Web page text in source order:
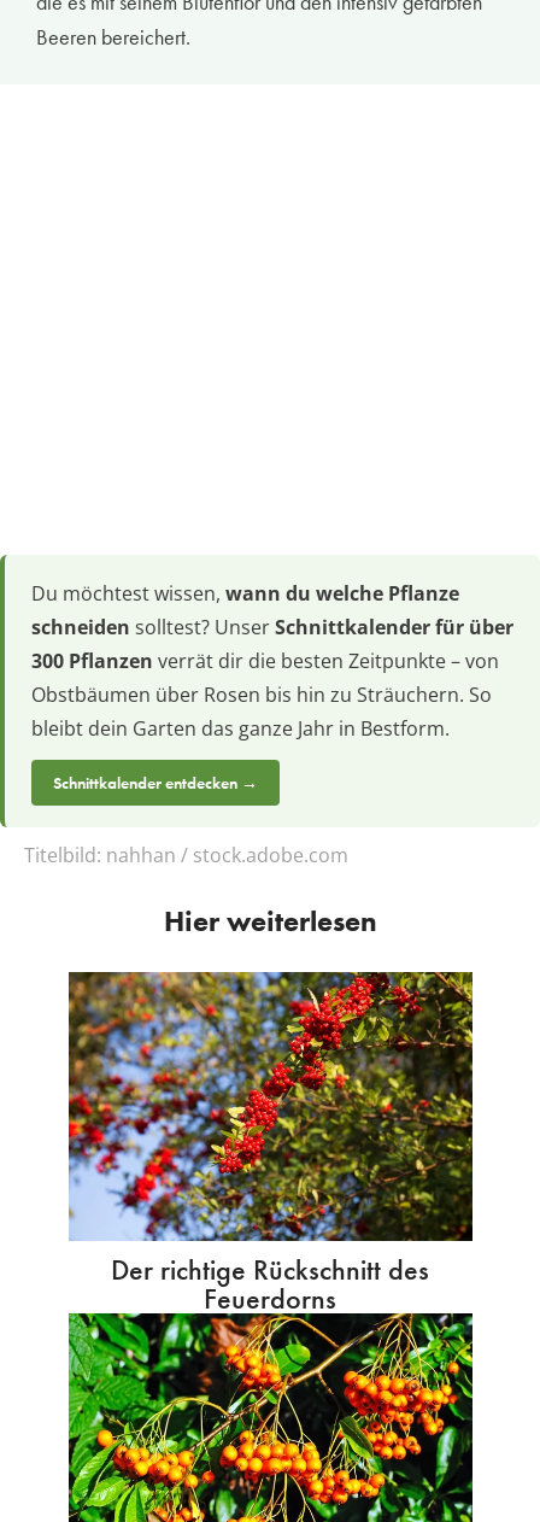
Beeren bereichert.
Du möchtest wissen, wann du welche Pflanze
schneiden solltest? UnserSchnittkalender für über
300 Pflanzen verrät dir die besten Zeitpunkte – von
Obstbäumen über Rosen bis hin zu Sträuchern. So
bleibt dein Garten das ganze Jahr in Bestform.
Schnittkalender entdecken →
Titelbild: nahhan / stock.adobe.com
Hier weiterlesen
Der richtige Rückschnitt des
Feuerdorns